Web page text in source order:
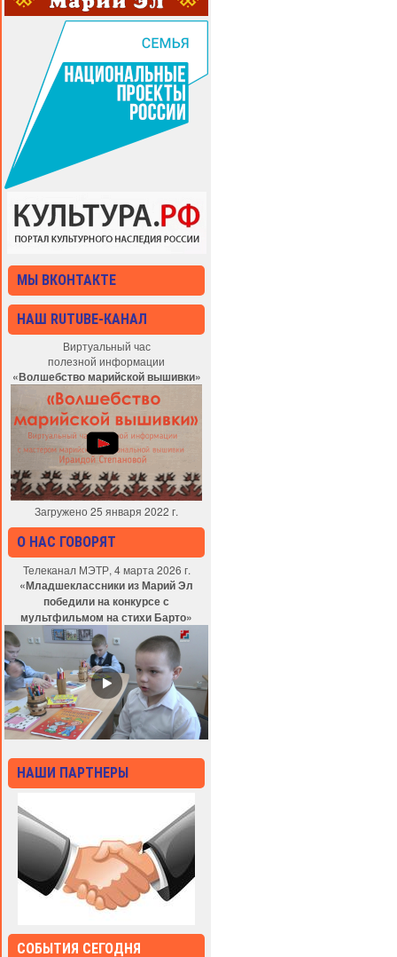
МЫ ВКОНТАКТЕ
НАШ RUTUBE-КАНАЛ
Виртуальный час
полезной информации
«Волшебство марийской вышивки»
Загружено 25 января 2022 г.
О НАС ГОВОРЯТ
Телеканал МЭТР, 4 марта 2026 г.
«Младшеклассники из Марий Эл
победили на конкурсе с
мультфильмом на стихи Барто»
НАШИ ПАРТНЕРЫ
СОБЫТИЯ СЕГОДНЯ